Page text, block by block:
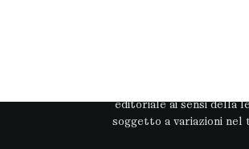
editoriale ai sensi della
soggetto a variazioni